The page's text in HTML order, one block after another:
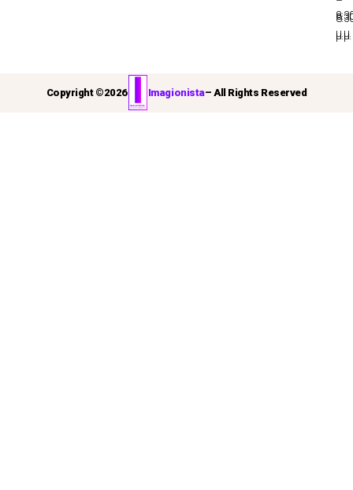
μ.μ.
μ.μ.
Copyright ©2026 Imagionista– All Rights Reserved